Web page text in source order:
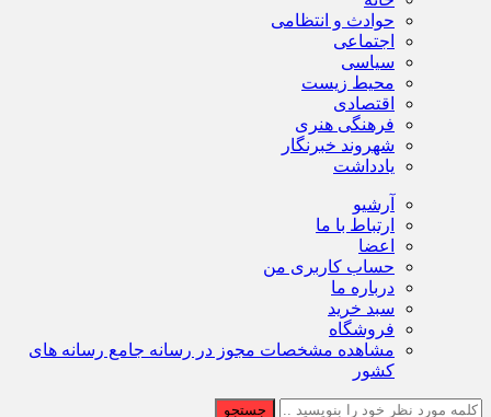
حوادث و انتظامی
اجتماعی
سیاسی
محیط زیست
اقتصادی
فرهنگی هنری
شهروند خبرنگار
یادداشت
آرشیو
ارتباط با ما
اعضا
حساب کاربری من
درباره ما
سبد خرید
فروشگاه
مشاهده مشخصات مجوز در رسانه جامع رسانه های
کشور
جستجو